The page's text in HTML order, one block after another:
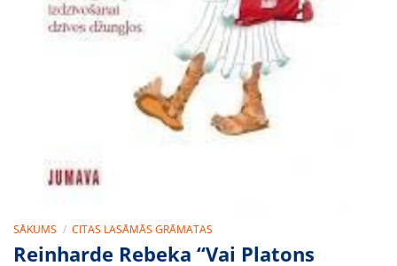
SĀKUMS / CITAS LASĀMĀS GRĀMATAS
Reinharde Rebeka “Vai Platons